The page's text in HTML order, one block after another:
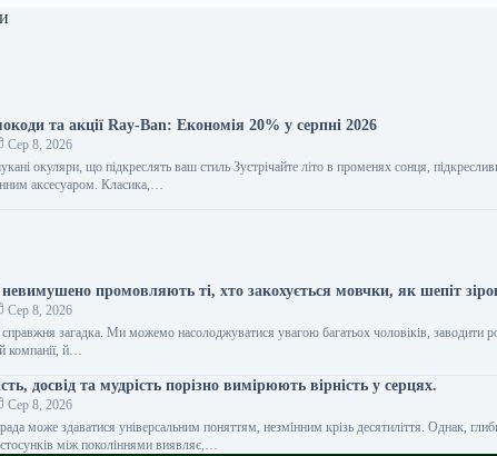
та акції Ray-Ban: Економія 20% у серпні 2026
Сер 8, 2026
окуляри, що підкреслять ваш стиль Зустрічайте літо в променях сонця,
аксесуаром. Класика,…
промовляють ті, хто закохується мовчки, як шепіт
Сер 8, 2026
загадка. Ми можемо насолоджуватися увагою багатьох чоловіків, заводити
компанії, й…
досвід та мудрість порізно вимірюють вірність у серцях.
Сер 8, 2026
може здаватися універсальним поняттям, незмінним крізь десятиліття. Однак,
між поколіннями виявляє,…